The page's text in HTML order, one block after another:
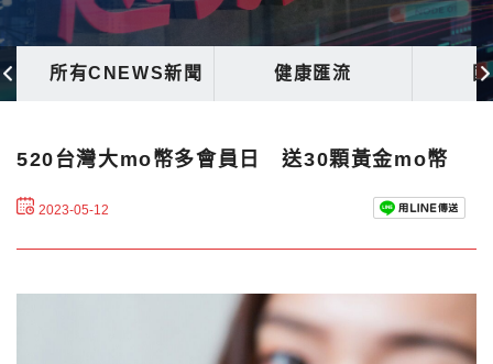
所有CNEWS新聞 健康匯流
520台灣大mo幣多會員日 送30顆黃金mo幣
2023-05-12